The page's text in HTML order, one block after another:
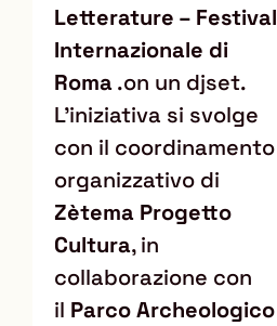
Letterature – Festival
Internazionale di
Roma.on un djset.
L’iniziativa si svolge
con il coordinamento
organizzativo di
Zètema Progetto
Cultura, in
collaborazione con
il Parco Archeologico